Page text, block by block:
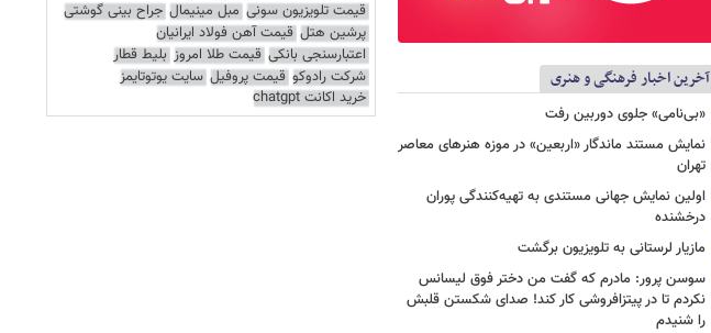
آخرین اخبار فرهنگی و هنری
«بی‌نامی» جلوی دوربین رفت
نمایش مستند ماندگار «اربعین» در موزه هنرهای معاصر
تهران
اولین نمایش جهانی مستندی به تهیه‌کنندگی پوران
درخشنده
مازیار لرستانی به تلویزیون برگشت
سوسن پرور: مادرم که گفت من دختر فوق‌ لیسانس
نکردم تا در پیتزافروشی کار کند! صدای شکستن قلبش
را شنیدم
قیمت تلویزیون سونی مبل مینیمال جراح بینی گوشتی
پرشین هتل قیمت آهن فولاد ایرانیان
اعتبارسنجی بانکی قیمت طلا امروز بلیط قطار
شرکت رادوکو قیمت پروفیل سایت یوتوتایمز
خرید اکانت chatgpt